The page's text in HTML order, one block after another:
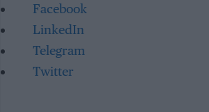
Facebook
LinkedIn
Telegram
Twitter